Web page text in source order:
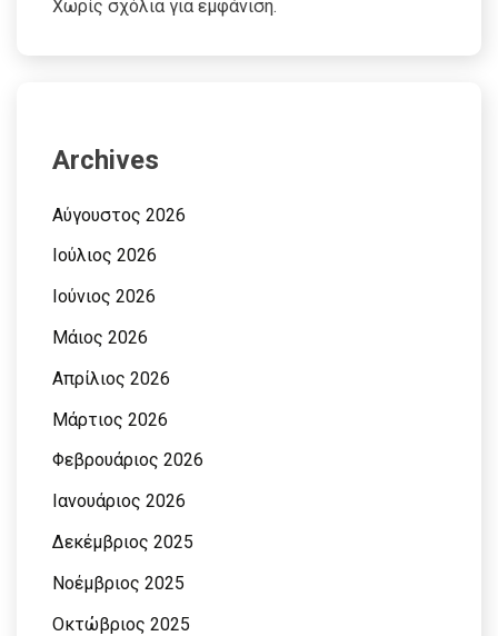
Χωρίς σχόλια για εμφάνιση.
Archives
Αύγουστος 2026
Ιούλιος 2026
Ιούνιος 2026
Μάιος 2026
Απρίλιος 2026
Μάρτιος 2026
Φεβρουάριος 2026
Ιανουάριος 2026
Δεκέμβριος 2025
Νοέμβριος 2025
Οκτώβριος 2025